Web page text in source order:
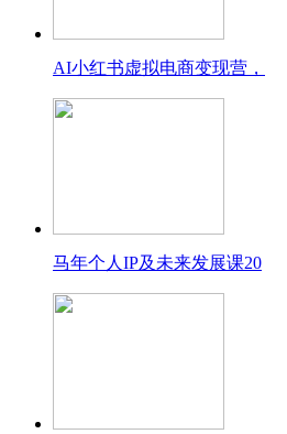
AI小红书虚拟电商变现营，
马年个人IP及未来发展课20